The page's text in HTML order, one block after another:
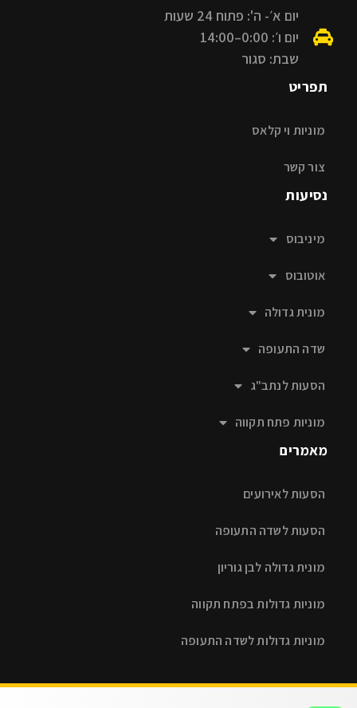
יום א׳- ה': פתוח 24 שעות
יום ו׳: 0:00–14:00
שבת: סגור
תפריט
מוניות וי קלאס
צור קשר
נסיעות
מיניבוס
אוטובוס
מונית גדולה
שדה התעופה
הסעות לנתב"ג
מוניות פתח תקווה
מאמרים
הסעות לאירועים
הסעות לשדה התעופה
מונית גדולה לבן גוריון
מוניות גדולות בפתח תקווה
מוניות גדולות לשדה התעופה